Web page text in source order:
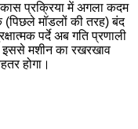
प्रक्रिया में अगला कदम
मॉडलों की तरह) बंद
पर्दे अब गति प्रणाली
मशीन का रखरखाव
होगा।